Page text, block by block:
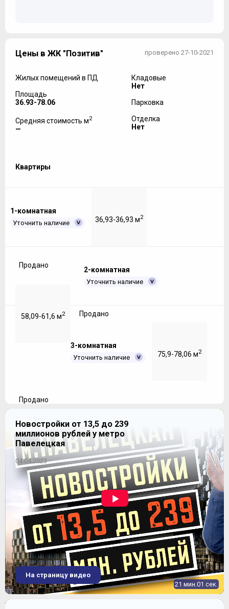
проверено 27-10-2021
Цены в ЖК "Позитив"
Жилых помещений в ПД
Площадь
36.93-78.06
Средняя стоимость м2
—
Кладовые
Нет
Парковка
Отделка
Нет
Квартиры
1-комнатная
Уточнить наличие 36,93-36,93 м2
Продано
2-комнатная
Уточнить наличие
58,09-61,6 м2 Продано
3-комнатная
Уточнить наличие 75,9-78,06 м2
Продано
ЖК "Позитив"
Новостройки от 13,5 до 239
миллионов рублей у метро
Павелецкая
04.04.2023
21 мин.01 сек.
На страницу видео